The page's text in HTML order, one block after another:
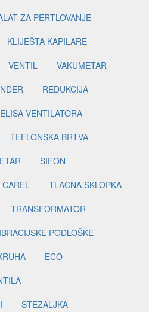
ZA PERTLOVANJE
KLIJEŠTA KAPILARE
VENTIL
VAKUMETAR
REDUKCIJA
ELISA VENTILATORA
TEFLONSKA BRTVA
SIFON
CAREL
TLAČNA SKLOPKA
TRANSFORMATOR
PODLOŠKE
ECO
STEZALJKA